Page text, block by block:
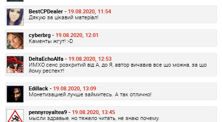
BestCPDealer - 19.08.2020, 11:54
Дякую за цікавий матеріал!
cyberbrg - 19.08.2020, 12:01
Каменты жгут! :-D
DeltaEchoAlfa - 19.08.2020, 12:53
ИМХО сенс розкритий від А, до Я, автор вичавив все що можна, за що
йому респект!
Edillack - 19.08.2020, 13:09
Монетизацией лучше займитесь. А так отлично!
pennyroyaltea9 - 19.08.2020, 13:45
мысли здравые, но тяжело читать, не знаю почему.